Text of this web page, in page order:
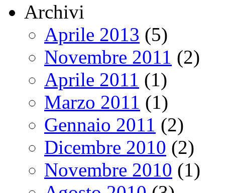
Archivi
Aprile 2013 (5)
Novembre 2011 (2)
Aprile 2011 (1)
Marzo 2011 (1)
Gennaio 2011 (2)
Dicembre 2010 (2)
Novembre 2010 (1)